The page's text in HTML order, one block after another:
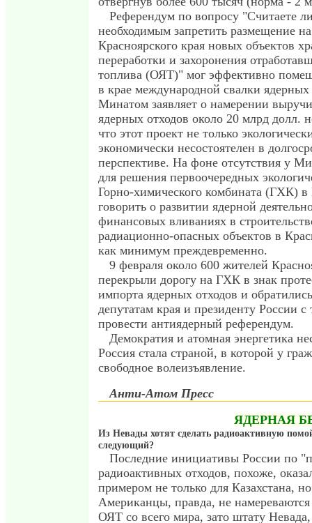
Референдум по вопросу "Считаете
необходимым запретить размещение
Красноярского края новых объектов
переработки и захоронения
топлива (ОЯТ)" мог эффективно
в крае международной свалки ядерных
Минатом заявляет о намерении
ядерных отходов около 20 млрд долл.
что этот проект не только
экономически несостоятелен в
перспективе. На фоне отсутствия у
для решения первоочередных
Горно-химического комбината (ГХК) в
говорить о развитии ядерной
финансовых вливаниях в
радиационно-опасных объектов в
как минимум преждевременно.
9 февраля около 600 жителей
перекрыли дорогу на ГХК в знак
импорта ядерных отходов и
депутатам края и президенту России с
провести антиядерный референдум.
Демократия и атомная энергетика
Россия стала страной, в которой у
свободное волеизъявление.
Анти-Атом Пресс
ЯДЕРНАЯ
Из Невады хотят сделать радиоактивную
следующий?
Последние инициативы России по
радиоактивных отходов, похоже,
примером не только для Казахстана,
Американцы, правда, не намереваются
ОЯТ со всего мира, зато штату Невада,